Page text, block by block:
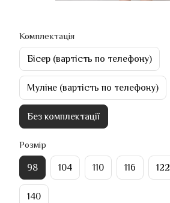
Комплектація
Бісер (вартість по телефону)
Муліне (вартість по телефону)
Без комплектації
Розмір
98 104 110 116 122
140